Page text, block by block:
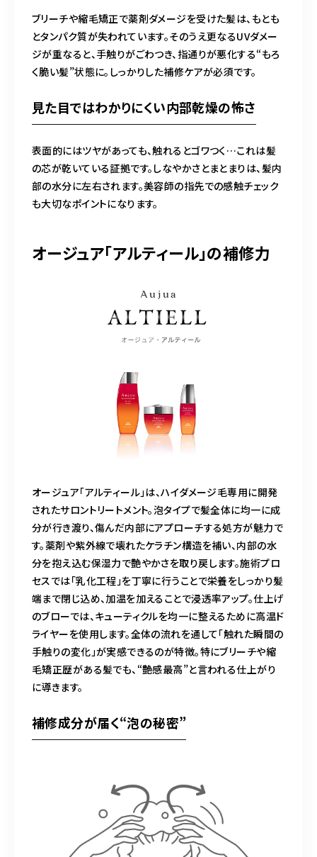
ブリーチや縮毛矯正で薬剤ダメージを受けた髪は、もとも
とタンパク質が失われています。そのうえ更なるUVダメー
ジが重なると、手触りがごわつき、指通りが悪化する“もろ
く脆い髪”状態に。しっかりした補修ケアが必須です。
見た目ではわかりにくい内部乾燥の怖さ
表面的にはツヤがあっても、触れるとゴワつく…これは髪
の芯が乾いている証拠です。しなやかさとまとまりは、髪内
部の水分に左右されます。美容師の指先での感触チェック
も大切なポイントになります。
オージュア「アルティール」の補修力
オージュア「アルティール」は、ハイダメージ毛専用に開発
されたサロントリートメント。泡タイプで髪全体に均一に成
分が行き渡り、傷んだ内部にアプローチする処方が魅力で
す。薬剤や紫外線で壊れたケラチン構造を補い、内部の水
分を抱え込む保湿力で艶やかさを取り戻します。施術プロ
セスでは「乳化工程」を丁寧に行うことで栄養をしっかり髪
端まで閉じ込め、加温を加えることで浸透率アップ。仕上げ
のブローでは、キューティクルを均一に整えるために高温ド
ライヤーを使用します。全体の流れを通して「触れた瞬間の
手触りの変化」が実感できるのが特徴。特にブリーチや縮
毛矯正歴がある髪でも、“艶感最高”と言われる仕上がり
に導きます。
補修成分が届く“泡の秘密”